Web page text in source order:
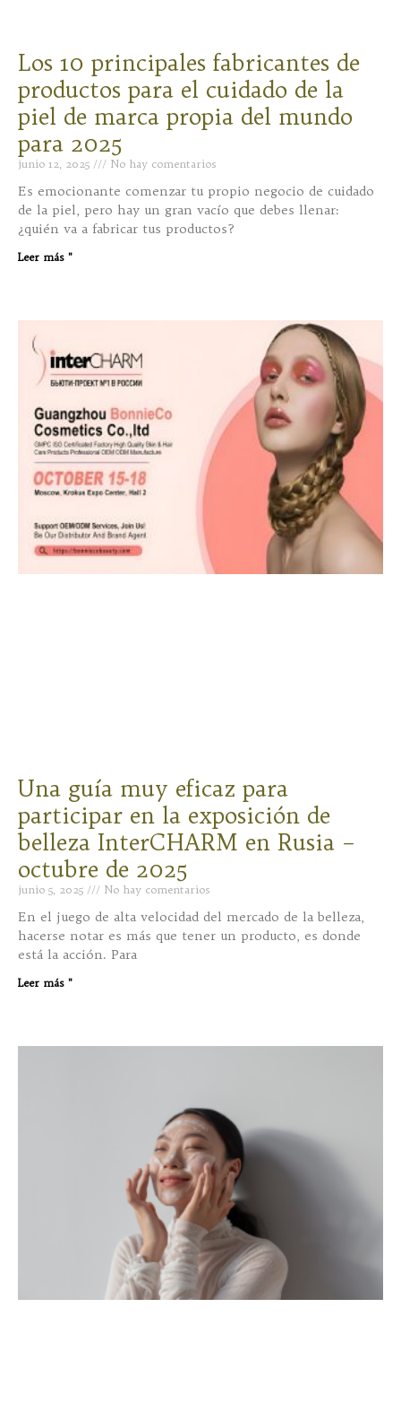
Los 10 principales fabricantes de
productos para el cuidado de la
piel de marca propia del mundo
para 2025
junio 12, 2025 No hay comentarios
Es emocionante comenzar tu propio negocio de cuidado
de la piel, pero hay un gran vacío que debes llenar:
¿quién va a fabricar tus productos?
Leer más "
Una guía muy eficaz para
participar en la exposición de
belleza InterCHARM en Rusia –
octubre de 2025
junio 5, 2025 No hay comentarios
En el juego de alta velocidad del mercado de la belleza,
hacerse notar es más que tener un producto, es donde
está la acción. Para
Leer más "